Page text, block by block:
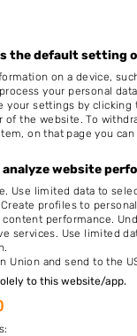
dat de review is
direct dan wel
Op het
"Fanatic B.V." van
the default setting
on a device,
your personal
your settings by
the website. To
on that page you
website
Use limited data to
profiles to
performance.
services. Use limited
Union and send to the
to this website/app.